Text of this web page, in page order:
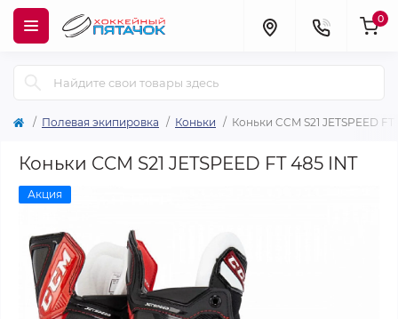
0
Полевая экипировка Коньки Коньки CCM S21 JETSPEED
Коньки CCM S21 JETSPEED FT 485 INT
Акция